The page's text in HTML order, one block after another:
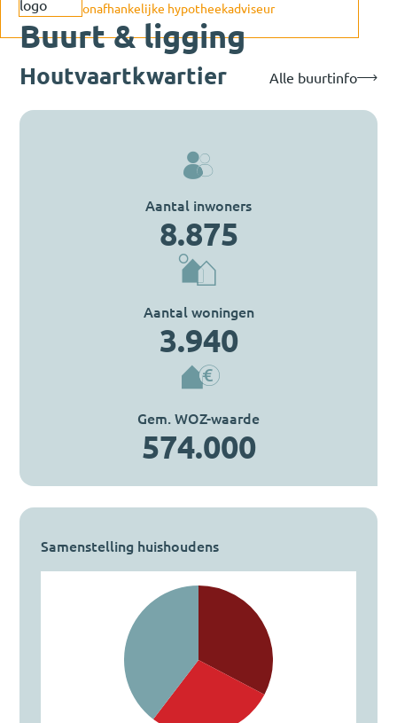
onafhankelijke hypotheekadviseur
Buurt & ligging
Houtvaartkwartier Alle buurtinfo
Aantal inwoners
8.875
Aantal woningen
3.940
Gem. WOZ-waarde
574.000
Samenstelling huishoudens